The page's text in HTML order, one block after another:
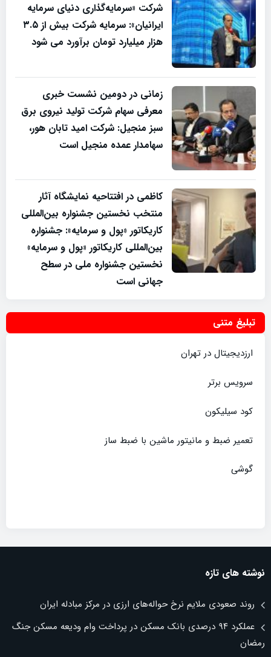
شرکت «سرمایه‌گذاری دنیای سرمایه
ایرانیان»: سرمایه شرکت بیش‌ از ۳.۵
هزار میلیارد تومان برآورد می شود
زمانی در دومین نشست خبری
معرفی سهام شرکت تولید نیروی برق
سبز منجیل: شرکت امید تابان هور،
سهامدار عمده منجیل است
کاظمی در افتتاحیه نمایشگاه آثار
منتخب نخستین جشنواره بین‌المللی
کاریکاتور «پول و سرمایه»: جشنواره
بین‌المللی کاریکاتور «پول و سرمایه»
نخستین جشنواره ملی در سطح
جهانی است
تبلیغ متنی
ارزدیجیتال در تهران
سرویس برتر
کود سیلیکون
تعمیر ضبط و مانیتور ماشین با ضبط ساز
گوشی
نوشته های تازه
روند صعودی ملایم نرخ حواله‌های ارزی در مرکز مبادله ایران
عملکرد ۹۴ درصدی بانک مسکن در پرداخت وام ودیعه مسکن جنگ
رمضان